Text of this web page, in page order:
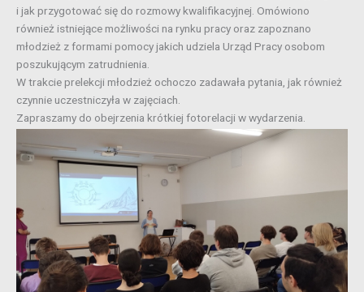
i jak przygotować się do rozmowy kwalifikacyjnej. Omówiono
również istniejące możliwości na rynku pracy oraz zapoznano
młodzież z formami pomocy jakich udziela Urząd Pracy osobom
poszukującym zatrudnienia.
W trakcie prelekcji młodzież ochoczo zadawała pytania, jak również
czynnie uczestniczyła w zajęciach.
Zapraszamy do obejrzenia krótkiej fotorelacji w wydarzenia.